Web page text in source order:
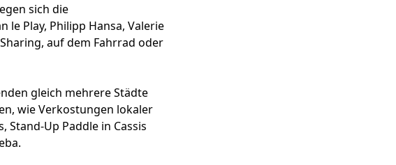
sich die
le Play, Philipp Hansa, Valerie
auf dem Fahrrad oder
gleich mehrere Städte
wie Verkostungen lokaler
Up Paddle in Cassis